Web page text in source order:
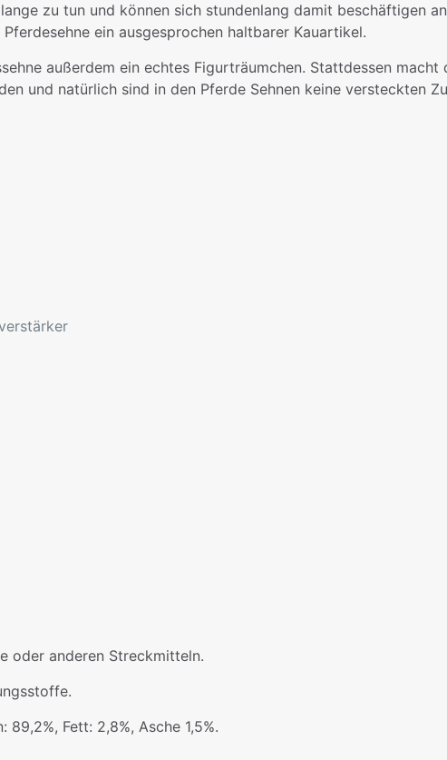
zu tun und können sich stundenlang damit beschäftigen
ein ausgesprochen haltbarer Kauartikel.
außerdem ein echtes Figurträumchen. Stattdessen macht
und natürlich sind in den Pferde Sehnen keine versteckten
oder anderen Streckmitteln.
Fett: 2,8%, Asche 1,5%.